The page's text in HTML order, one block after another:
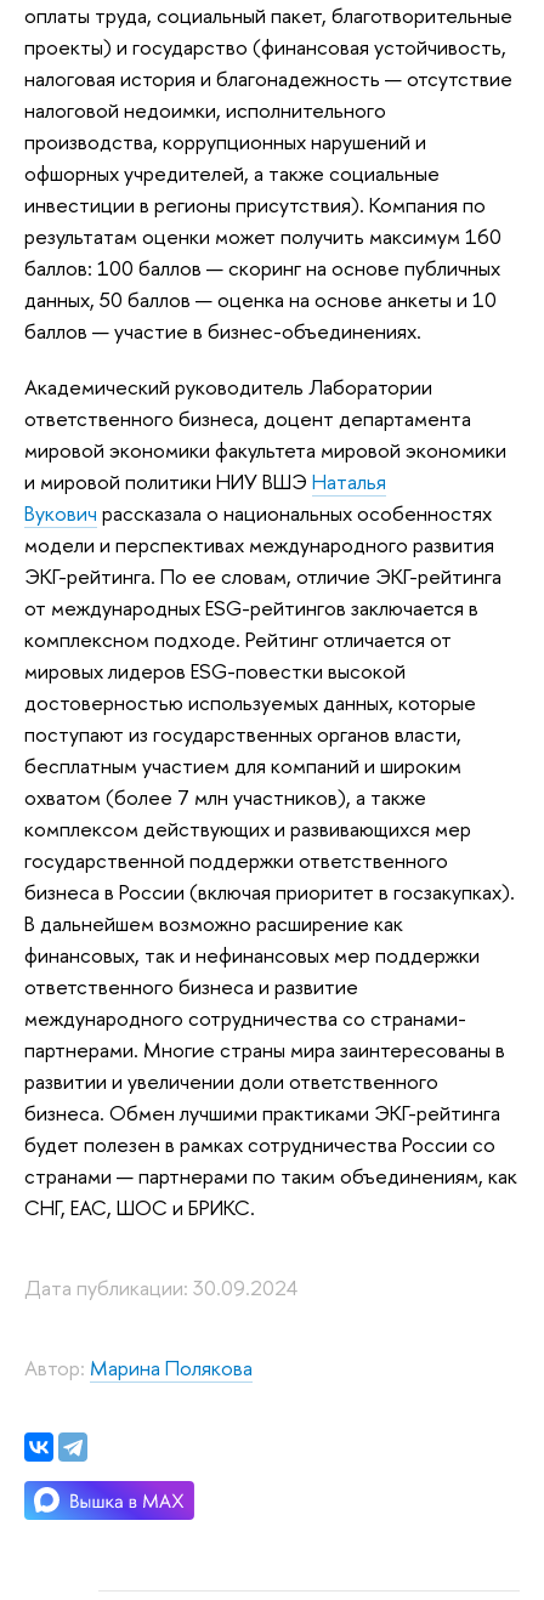
оплаты труда, социальный пакет, благотворительные
проекты) и государство (финансовая устойчивость,
налоговая история и благонадежность — отсутствие
налоговой недоимки, исполнительного
производства, коррупционных нарушений и
офшорных учредителей, а также социальные
инвестиции в регионы присутствия). Компания по
результатам оценки может получить максимум 160
баллов: 100 баллов — скоринг на основе публичных
данных, 50 баллов — оценка на основе анкеты и 10
баллов — участие в бизнес-объединениях.
Академический руководитель Лаборатории
ответственного бизнеса, доцент департамента
мировой экономики факультета мировой экономики
и мировой политики НИУ ВШЭ Наталья
Вукович рассказала о национальных особенностях
модели и перспективах международного развития
ЭКГ-рейтинга. По ее словам, отличие ЭКГ-рейтинга
от международных ESG-рейтингов заключается в
комплексном подходе. Рейтинг отличается от
мировых лидеров ESG-повестки высокой
достоверностью используемых данных, которые
поступают из государственных органов власти,
бесплатным участием для компаний и широким
охватом (более 7 млн участников), а также
комплексом действующих и развивающихся мер
государственной поддержки ответственного
бизнеса в России (включая приоритет в госзакупках).
В дальнейшем возможно расширение как
финансовых, так и нефинансовых мер поддержки
ответственного бизнеса и развитие
международного сотрудничества со странами-
партнерами. Многие страны мира заинтересованы в
развитии и увеличении доли ответственного
бизнеса. Обмен лучшими практиками ЭКГ-рейтинга
будет полезен в рамках сотрудничества России со
странами — партнерами по таким объединениям, как
СНГ, ЕАС, ШОС и БРИКС.
Дата публикации: 30.09.2024
Автор: Марина Полякова